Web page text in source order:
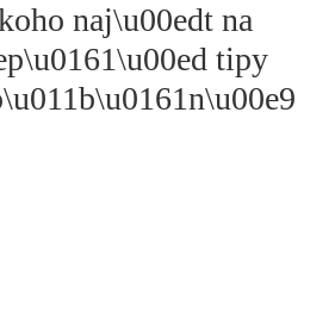
naj\u00edt na
tipy